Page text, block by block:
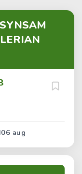
06 aug